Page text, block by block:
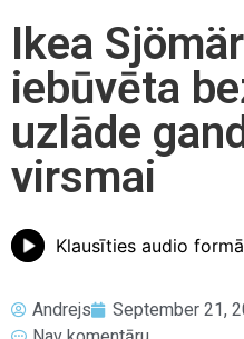
Ikea
iebūvēta
uzlāde
virsmai
Klausīties audio
Andrejs September 21,